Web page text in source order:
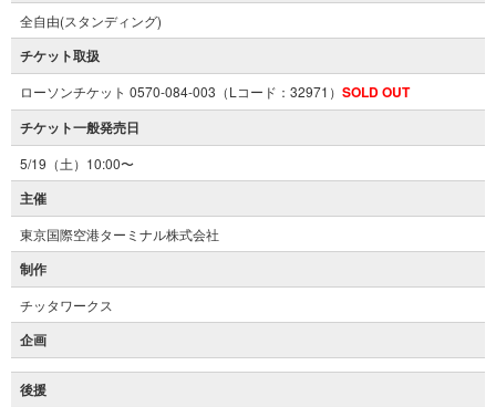
全自由(スタンディング)
チケット取扱
ローソンチケット 0570-084-003（Lコード：32971） SOLD OUT
チケット一般発売日
5/19（土）10:00〜
主催
東京国際空港ターミナル株式会社
制作
チッタワークス
企画
後援